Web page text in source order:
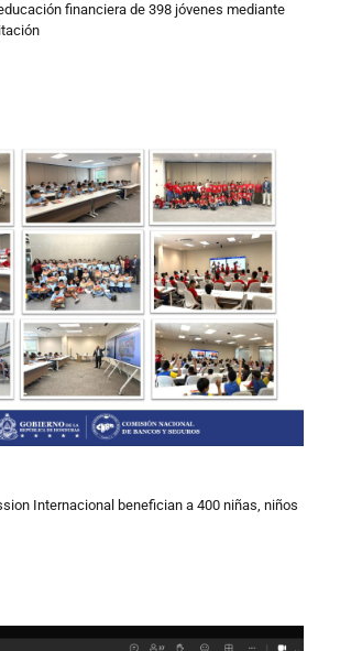
financiera de 398 jóvenes mediante
Internacional benefician a 400 niñas, niños